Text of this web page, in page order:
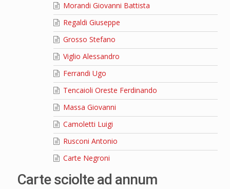
Morandi Giovanni Battista
Regaldi Giuseppe
Grosso Stefano
Viglio Alessandro
Ferrandi Ugo
Tencaioli Oreste Ferdinando
Massa Giovanni
Camoletti Luigi
Rusconi Antonio
Carte Negroni
Carte sciolte ad annum